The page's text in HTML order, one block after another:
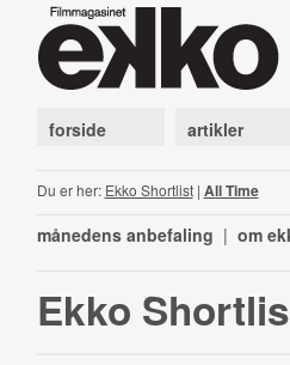
forside artikler
Du er her: Ekko Shortlist| All Time
månedens anbefaling | om
Ekko